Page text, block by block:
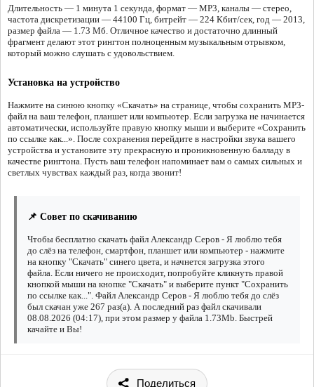
Длительность — 1 минута 1 секунда, формат — MP3, каналы — стерео,
частота дискретизации — 44100 Гц, битрейт — 224 Кбит/сек, год — 2013,
размер файла — 1.73 Мб. Отличное качество и достаточно длинный
фрагмент делают этот рингтон полноценным музыкальным отрывком,
который можно слушать с удовольствием.
Установка на устройство
Нажмите на синюю кнопку «Скачать» на странице, чтобы сохранить MP3-
файл на ваш телефон, планшет или компьютер. Если загрузка не начинается
автоматически, используйте правую кнопку мыши и выберите «Сохранить
по ссылке как...». После сохранения перейдите в настройки звука вашего
устройства и установите эту прекрасную и проникновенную балладу в
качестве рингтона. Пусть ваш телефон напоминает вам о самых сильных и
светлых чувствах каждый раз, когда звонит!
📌 Совет по скачиванию
Чтобы бесплатно скачать файл Александр Серов - Я люблю тебя
до слёз на телефон, смартфон, планшет или компьютер - нажмите
на кнопку "Скачать" синего цвета, и начнется загрузка этого
файла. Если ничего не происходит, попробуйте кликнуть правой
кнопкой мыши на кнопке "Скачать" и выберите пункт "Сохранить
по ссылке как...". Файл Александр Серов - Я люблю тебя до слёз
был скачан уже 267 раз(а). А последний раз файл скачивали
08.08.2026 (04:17), при этом размер у файла 1.73Mb. Быстрей
качайте и Вы!
Поделиться